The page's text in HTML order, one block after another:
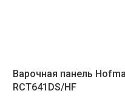
Варочная панель
RCT641DS/HF